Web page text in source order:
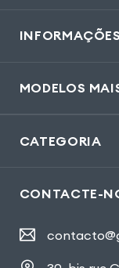
INFORMAÇÕES
MODELOS
CATEGORIA
CONTACTE-